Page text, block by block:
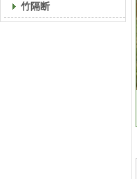
竹隔断